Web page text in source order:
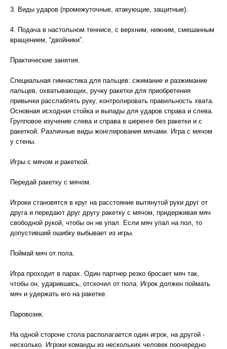
3. Виды ударов (промежуточные, атакующие, защитные).
4. Подача в настольном теннисе, с верхним, нижним, смешанным
вращением, “двойники”.
Практические занятия.
Специальная гимнастика для пальцев: сжимание и разжимание
пальцев, охватывающих, ручку ракетки для приобретения
привычки расслаблять руку, контролировать правильность хвата.
Основная исходная стойка и выпады для ударов справа и слева.
Групповое изучение слева и справа в шеренге без ракетки и с
ракеткой. Различные виды жонглирования мячами. Игра с мячом
у стены.
Игры с мячом и ракеткой.
Передай ракетку с мячом.
Игроки становятся в круг на расстояние вытянутой руки друг от
друга и передают друг другу ракетку с мячом, придерживая мяч
свободной рукой, чтобы он не упал. Если мяч упал на пол, то
допустивший ошибку выбывает из игры.
Поймай мяч от пола.
Игра проходит в парах. Один партнер резко бросает мяч так,
чтобы он, ударившись, отскочил от пола. Игрок должен поймать
мяч и удержать его на ракетке.
Паровозик.
На одной стороне стола располагается один игрок, на другой -
несколько. Игроки команды из нескольких человек поочередно